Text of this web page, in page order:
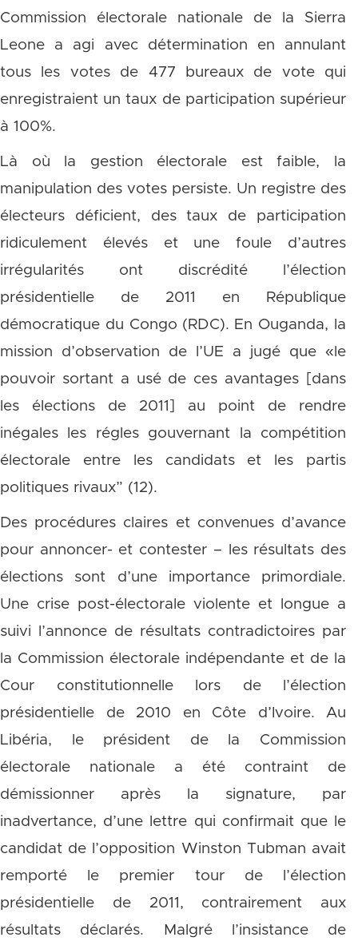
Commission électorale nationale de la Sierra
Leone a agi avec détermination en annulant
tous les votes de 477 bureaux de vote qui
enregistraient un taux de participation supérieur
à 100%.
Là où la gestion électorale est faible, la
manipulation des votes persiste. Un registre des
électeurs déficient, des taux de participation
ridiculement élevés et une foule d’autres
irrégularités ont discrédité l’élection
présidentielle de 2011 en République
démocratique du Congo (RDC). En Ouganda, la
mission d’observation de l’UE a jugé que «le
pouvoir sortant a usé de ces avantages [dans
les élections de 2011] au point de rendre
inégales les régles gouvernant la compétition
électorale entre les candidats et les partis
politiques rivaux” (12).
Des procédures claires et convenues d’avance
pour annoncer- et contester – les résultats des
élections sont d’une importance primordiale.
Une crise post-électorale violente et longue a
suivi l’annonce de résultats contradictoires par
la Commission électorale indépendante et de la
Cour constitutionnelle lors de l’élection
présidentielle de 2010 en Côte d’Ivoire. Au
Libéria, le président de la Commission
électorale nationale a été contraint de
démissionner après la signature, par
inadvertance, d’une lettre qui confirmait que le
candidat de l’opposition Winston Tubman avait
remporté le premier tour de l’élection
présidentielle de 2011, contrairement aux
résultats déclarés. Malgré l’insistance de